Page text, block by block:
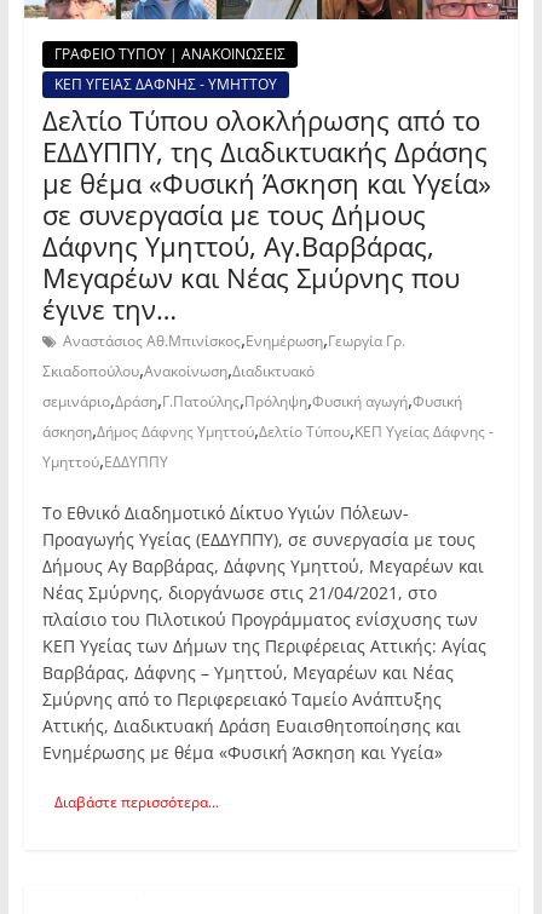
ΓΡΑΦΕΙΟ ΤΥΠΟΥ | ΑΝΑΚΟΙΝΩΣΕΙΣ
ΚΕΠ ΥΓΕΙΑΣ ΔΑΦΝΗΣ - ΥΜΗΤΤΟΥ
Δελτίο Τύπου ολοκλήρωσης από το
ΕΔΔΥΠΠΥ, της Διαδικτυακής Δράσης
με θέμα «Φυσική Άσκηση και Υγεία»
σε συνεργασία με τους Δήμους
Δάφνης Υμηττού, Αγ.Βαρβάρας,
Μεγαρέων και Νέας Σμύρνης που
έγινε την…
Αναστάσιος Αθ.Μπινίσκος,Ενημέρωση,Γεωργία Γρ.
Σκιαδοπούλου,Ανακοίνωση,Διαδικτυακό
σεμινάριο,Δράση,Γ.Πατούλης,Πρόληψη,Φυσική αγωγή,Φυσική
άσκηση,Δήμος Δάφνης Υμηττού,Δελτίο Τύπου,ΚΕΠ Υγείας Δάφνης -
Υμηττού,ΕΔΔΥΠΠΥ
Το Εθνικό Διαδημοτικό Δίκτυο Υγιών Πόλεων-
Προαγωγής Υγείας (ΕΔΔΥΠΠΥ), σε συνεργασία με τους
Δήμους Αγ Βαρβάρας, Δάφνης Υμηττού, Μεγαρέων και
Νέας Σμύρνης, διοργάνωσε στις 21/04/2021, στο
πλαίσιο του Πιλοτικού Προγράμματος ενίσχυσης των
ΚΕΠ Υγείας των Δήμων της Περιφέρειας Αττικής: Αγίας
Βαρβάρας, Δάφνης – Υμηττού, Μεγαρέων και Νέας
Σμύρνης από το Περιφερειακό Ταμείο Ανάπτυξης
Αττικής, Διαδικτυακή Δράση Ευαισθητοποίησης και
Ενημέρωσης με θέμα «Φυσική Άσκηση και Υγεία»
Διαβάστε περισσότερα...